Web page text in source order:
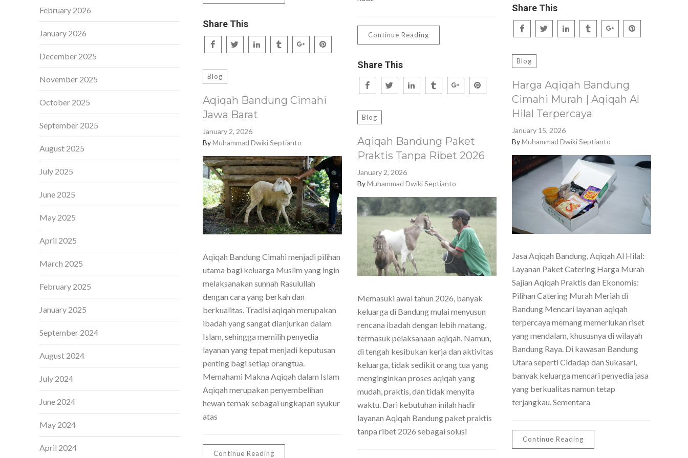
Share This
Continue Reading
Share This
Share This
Blog
Harga Aqiqah Bandung
Cimahi Murah | Aqiqah Al
Hilal Terpercaya
January 15, 2026
ByMuhammad Dwiki Septianto
Jasa Aqiqah Bandung, Aqiqah Al Hilal:
Layanan Paket Catering Harga Murah
Sajian Aqiqah Praktis dan Ekonomis:
Pilihan Catering Murah Meriah di
Bandung Mencari layanan aqiqah
terpercaya memang memerlukan riset
yang mendalam, khususnya di wilayah
Bandung Raya. Di kawasan Bandung
Utara seperti Cidadap dan Sukasari,
banyak keluarga mencari penyedia jasa
yang berkualitas namun tetap
terjangkau. Sementara
Continue Reading
Blog
Aqiqah Bandung Cimahi
Jawa Barat
January 2, 2026
ByMuhammad Dwiki Septianto
Aqiqah Bandung Cimahi menjadi pilihan
utama bagi keluarga Muslim yang ingin
melaksanakan sunnah Rasulullah
dengan cara yang berkah dan
berkualitas. Tradisi aqiqah merupakan
ibadah yang sangat dianjurkan dalam
Islam, sehingga memilih penyedia
layanan yang tepat menjadi keputusan
penting bagi setiap orangtua.
Memahami Makna Aqiqah dalam Islam
Aqiqah merupakan penyembelihan
hewan ternak sebagai ungkapan syukur
atas
Continue Reading
Blog
Aqiqah Bandung Paket
Praktis Tanpa Ribet 2026
January 2, 2026
ByMuhammad Dwiki Septianto
Memasuki awal tahun 2026, banyak
keluarga di Bandung mulai menyusun
rencana ibadah dengan lebih matang,
termasuk pelaksanaan aqiqah. Namun,
di tengah kesibukan kerja dan aktivitas
keluarga, tidak sedikit orang tua yang
menginginkan proses aqiqah yang
mudah, praktis, dan tidak menyita
waktu. Dari kebutuhan inilah hadir
layanan Aqiqah Bandung paket praktis
tanpa ribet 2026 sebagai solusi
February 2026
January 2026
December 2025
November 2025
October 2025
September 2025
August 2025
July 2025
June 2025
May 2025
April 2025
March 2025
February 2025
January 2025
September 2024
August 2024
July 2024
June 2024
May 2024
April 2024